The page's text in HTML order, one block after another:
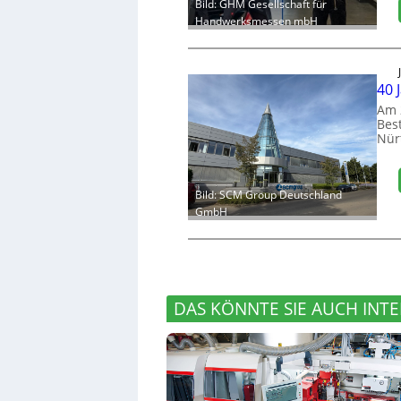
Bild: GHM Gesellschaft für
Handwerksmessen mbH
Bild: SCM Group Deutschland
GmbH
40
Am
DAS KÖNNTE SIE AUCH